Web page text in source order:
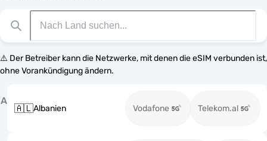
⚠️ Der Betreiber kann die Netzwerke, mit denen die eSIM verbunden ist,
ohne Vorankündigung ändern.
A
🇦🇱Albanien Vodafone Telekom.al